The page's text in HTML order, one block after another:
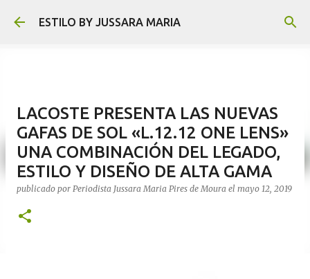
Ir al contenido principal
ESTILO BY JUSSARA MARIA
LACOSTE PRESENTA LAS NUEVAS
GAFAS DE SOL «L.12.12 ONE LENS»
UNA COMBINACIÓN DEL LEGADO,
ESTILO Y DISEÑO DE ALTA GAMA
publicado por Periodista Jussara Maria Pires de Moura el mayo 12, 2019